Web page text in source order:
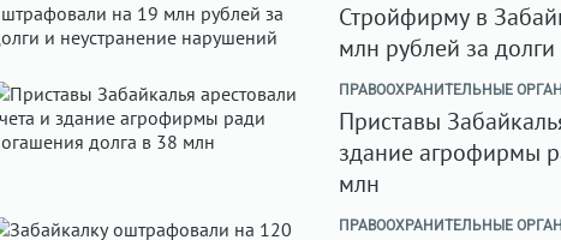
Стройфирму в
млн рублей за
ПРАВООХРАНИТЕЛЬНЫЕ
Приставы
здание агрофирмы
млн
ПРАВООХРАНИТЕЛЬНЫЕ